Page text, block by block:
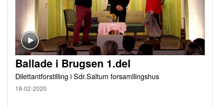
Ballade i Brugsen 1.del
Dilettantforstilling i Sdr.Saltum forsamllingshus
19-02-2020